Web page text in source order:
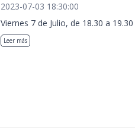
2023-07-03 18:30:00
Viernes 7 de Julio, de 18.30 a
Leer más